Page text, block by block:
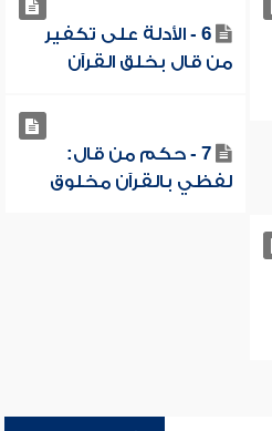
6 - الأدلة على تكفير
من قال بخلق القرآن
7 - حكم من قال:
لفظي بالقرآن مخلوق